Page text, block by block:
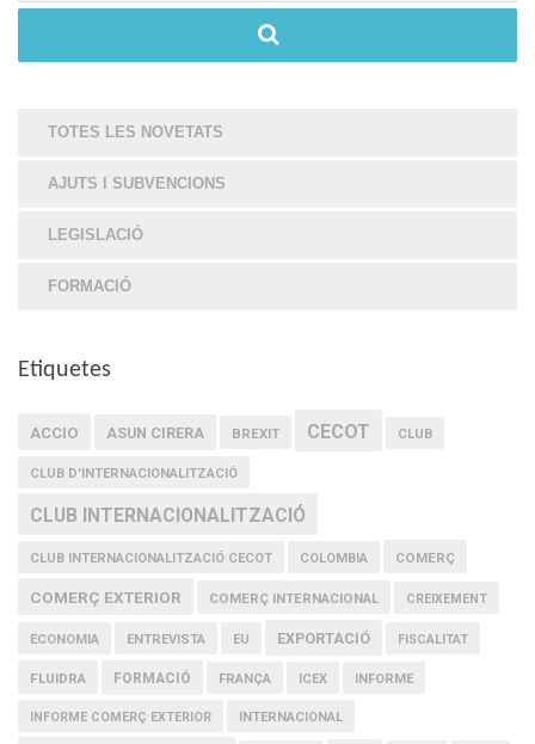
TOTES LES NOVETATS
AJUTS I SUBVENCIONS
LEGISLACIÓ
FORMACIÓ
Etiquetes
ACCIO ASUN CIRERA BREXIT CECOT CLUB
CLUB D'INTERNACIONALITZACIÓ
CLUB INTERNACIONALITZACIÓ
CLUB INTERNACIONALITZACIÓ CECOT COLOMBIA COMERÇ
COMERÇ EXTERIOR COMERÇ INTERNACIONAL CREIXEMENT
ECONOMIA ENTREVISTA EU EXPORTACIÓ FISCALITAT
FLUIDRA FORMACIÓ FRANÇA ICEX INFORME
INFORME COMERÇ EXTERIOR INTERNACIONAL